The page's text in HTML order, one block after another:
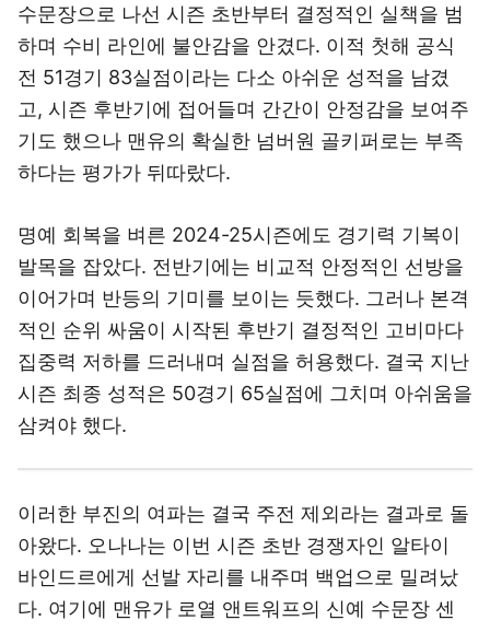
하며 수비 라인에 불안감을 안겼다. 이적 첫해 공식
전 51경기 83실점이라는 다소 아쉬운 성적을 남겼
고, 시즌 후반기에 접어들며 간간이 안정감을 보여주
기도 했으나 맨유의 확실한 넘버원 골키퍼로는 부족
하다는 평가가 뒤따랐다.
발목을 잡았다. 전반기에는 비교적 안정적인 선방을
이어가며 반등의 기미를 보이는 듯했다. 그러나 본격
적인 순위 싸움이 시작된 후반기 결정적인 고비마다
집중력 저하를 드러내며 실점을 허용했다. 결국 지난
시즌 최종 성적은 50경기 65실점에 그치며 아쉬움을
삼켜야 했다.
바인드르에게 선발 자리를 내주며 백업으로 밀려났
다. 여기에 맨유가 로열 앤트워프의 신예 수문장 센
느 라멘스까지 새로 영입하며 골키퍼진 개편을 예고
한 만큼, 입지가 좁아진 오나나의 주전 경쟁은 한층